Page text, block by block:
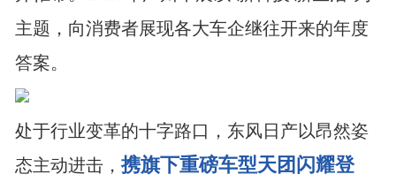
主题，向消费者展现各大车企继往开来的年度
答案。
处于行业变革的十字路口，东风日产以昂然姿
态主动进击， 携旗下重磅车型天团闪耀登